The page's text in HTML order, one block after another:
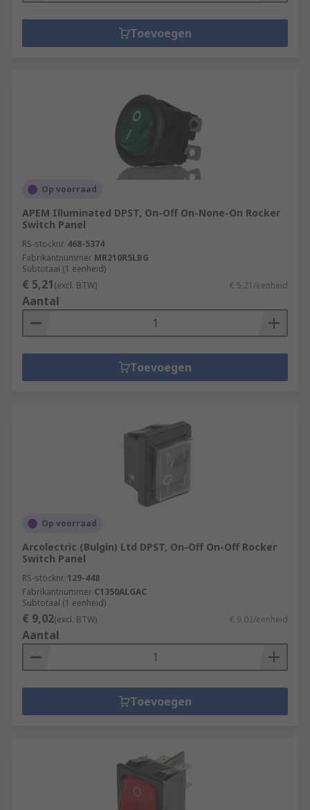
Toevoegen
Op voorraad
APEM Illuminated DPST, On-Off On-None-On Rocker
Switch Panel
RS-stocknr. 468-5374
Fabrikantnummer MR210R5LBG
Subtotaal (1 eenheid)
€ 5,21(excl. BTW) € 5,21/eenheid
Aantal
Toevoegen
Op voorraad
Arcolectric (Bulgin) Ltd DPST, On-Off On-Off Rocker
Switch Panel
RS-stocknr. 129-448
Fabrikantnummer C1350ALGAC
Subtotaal (1 eenheid)
€ 9,02(excl. BTW) € 9,02/eenheid
Aantal
Toevoegen